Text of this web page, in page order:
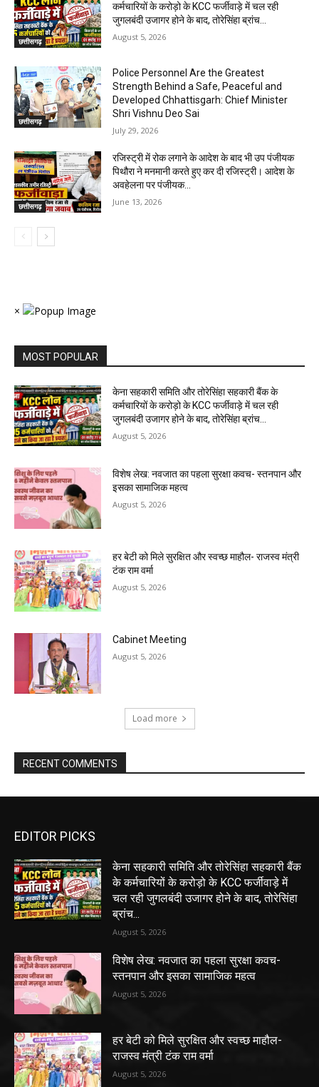
छत्तीसगढ़
कर्मचारियों के करोड़ो के KCC फर्जीवाड़े में चल रही
जुगलबंदी उजागर होने के बाद, तोरेसिंहा ब्रांच...
August 5, 2026
छत्तीसगढ़
Police Personnel Are the Greatest
Strength Behind a Safe, Peaceful and
Developed Chhattisgarh: Chief Minister
Shri Vishnu Deo Sai
July 29, 2026
छत्तीसगढ़
रजिस्ट्री में रोक लगाने के आदेश के बाद भी उप पंजीयक
पिथौरा ने मनमानी करते हुए कर दी रजिस्ट्री। आदेश के
अवहेलना पर पंजीयक...
June 13, 2026
×
MOST POPULAR
केना सहकारी समिति और तोरेसिंहा सहकारी बैंक के
कर्मचारियों के करोड़ो के KCC फर्जीवाड़े में चल रही
जुगलबंदी उजागर होने के बाद, तोरेसिंहा ब्रांच...
August 5, 2026
विशेष लेख: नवजात का पहला सुरक्षा कवच- स्तनपान और
इसका सामाजिक महत्व
August 5, 2026
हर बेटी को मिले सुरक्षित और स्वच्छ माहौल- राजस्व मंत्री
टंक राम वर्मा
August 5, 2026
Cabinet Meeting
August 5, 2026
Load more
RECENT COMMENTS
EDITOR PICKS
केना सहकारी समिति और तोरेसिंहा सहकारी बैंक
के कर्मचारियों के करोड़ो के KCC फर्जीवाड़े में
चल रही जुगलबंदी उजागर होने के बाद, तोरेसिंहा
ब्रांच...
August 5, 2026
विशेष लेख: नवजात का पहला सुरक्षा कवच-
स्तनपान और इसका सामाजिक महत्व
August 5, 2026
हर बेटी को मिले सुरक्षित और स्वच्छ माहौल-
राजस्व मंत्री टंक राम वर्मा
August 5, 2026